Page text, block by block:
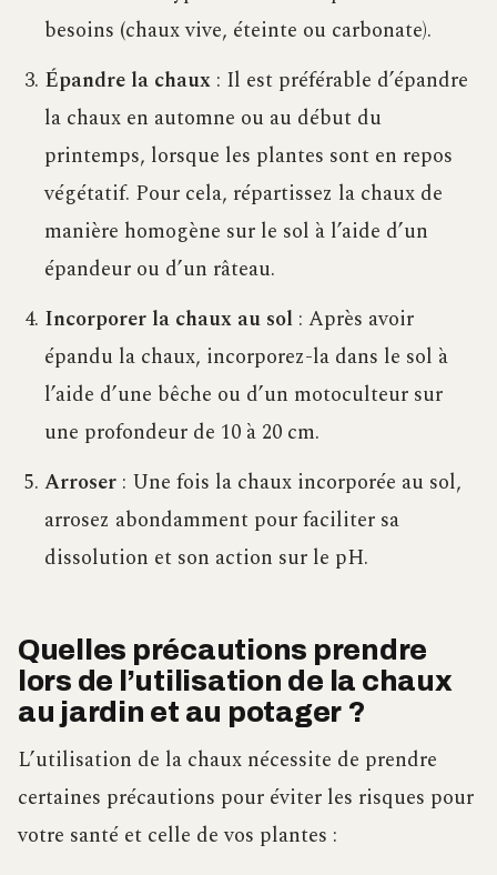
besoins (chaux vive, éteinte ou carbonate).
Épandre la chaux : Il est préférable d’épandre
la chaux en automne ou au début du
printemps, lorsque les plantes sont en repos
végétatif. Pour cela, répartissez la chaux de
manière homogène sur le sol à l’aide d’un
épandeur ou d’un râteau.
Incorporer la chaux au sol : Après avoir
épandu la chaux, incorporez-la dans le sol à
l’aide d’une bêche ou d’un motoculteur sur
une profondeur de 10 à 20 cm.
Arroser : Une fois la chaux incorporée au sol,
arrosez abondamment pour faciliter sa
dissolution et son action sur le pH.
Quelles précautions prendre
lors de l’utilisation de la chaux
au jardin et au potager ?
L’utilisation de la chaux nécessite de prendre
certaines précautions pour éviter les risques pour
votre santé et celle de vos plantes :